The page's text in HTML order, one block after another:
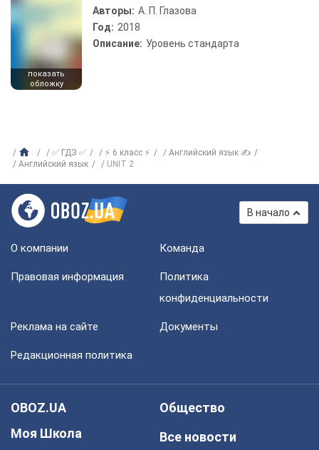
показать
обложку
Авторы: А. П. Глазова
Год: 2018
Описание: Уровень стандарта
✅ ГДЗ ✅ ⚡ 6 класс ⚡
Английский язык ✍
Английский язык
UNIT 2
В начало
О компании Команда
Правовая информация
Политика
конфиденциальности
Реклама на сайте Документы
Редакционная политика
OBOZ.UA
Моя Школа
Общество
Все новости